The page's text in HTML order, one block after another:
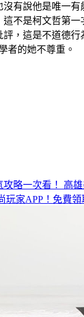
沒有說他是唯一
這不是柯文哲第
，這是不道德行
者的她不尊重。
略一次看！ 高
玩家APP！免費